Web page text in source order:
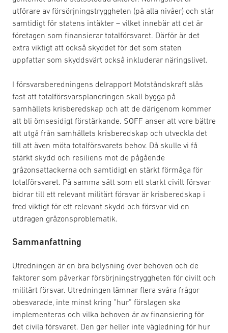
utförare av försörjningstryggheten (på alla nivåer) och står
samtidigt för statens intäkter – vilket innebär att det är
företagen som finansierar totalförsvaret. Därför är det
extra viktigt att också skyddet för det som staten
uppfattar som skyddsvärt också inkluderar näringslivet.
I försvarsberedningens delrapport Motståndskraft slås
fast att totalförsvarsplaneringen skall bygga på
samhällets krisberedskap och att de därigenom kommer
att bli ömsesidigt förstärkande. SOFF anser att vore bättre
att utgå från samhällets krisberedskap och utveckla det
till att även möta totalförsvarets behov. Då skulle vi få
stärkt skydd och resiliens mot de pågående
gråzonsattackerna och samtidigt en stärkt förmåga för
totalförsvaret. På samma sätt som ett starkt civilt försvar
bidrar till ett relevant militärt försvar är krisberedskap i
fred viktigt för ett relevant skydd och försvar vid en
utdragen gråzonsproblematik.
Sammanfattning
Utredningen är en bra belysning över behoven och de
faktorer som påverkar försörjningstryggheten för civilt och
militärt försvar. Utredningen lämnar flera svåra frågor
obesvarade, inte minst kring ”hur” förslagen ska
implementeras och vilka behoven är av finansiering för
det civila försvaret. Den ger heller inte vägledning för hur